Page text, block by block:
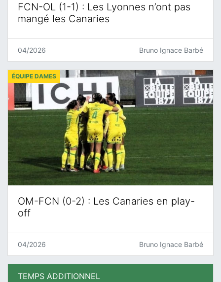
FCN-OL (1-1) : Les Lyonnes n’ont pas
mangé les Canaries
04/2026 Bruno Ignace Barbé
OM-FCN (0-2) : Les Canaries en play-
off
ÉQUIPE DAMES
04/2026 Bruno Ignace Barbé
TEMPS ADDITIONNEL